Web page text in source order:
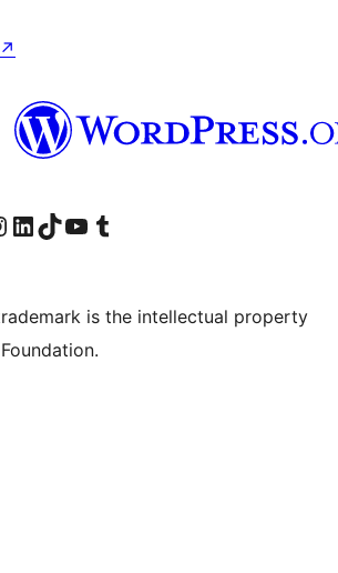
↗
pagina bezoeken
ons Instagram account
Bezoek ons LinkedIn account
Bezoek ons TikTok account
Bezoek ons YouTube kanaalBezoek ons Tumblr account
is the intellectual property